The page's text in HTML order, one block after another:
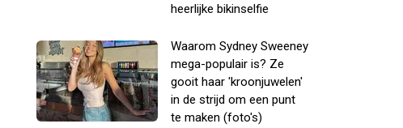
heerlijke bikinselfie
Waarom Sydney Sweeney
mega-populair is? Ze
gooit haar 'kroonjuwelen'
in de strijd om een punt
te maken (foto's)